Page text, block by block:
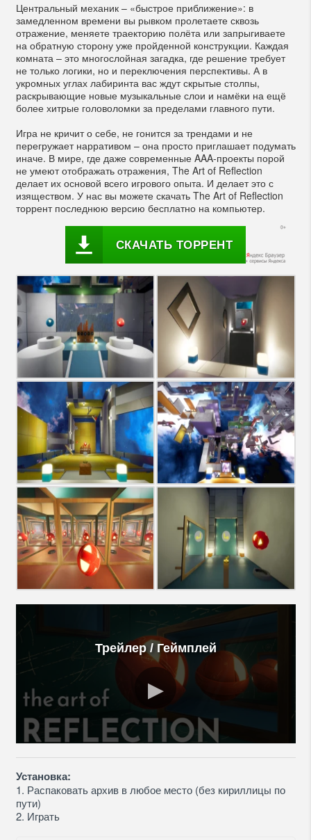
Центральный механик – «быстрое приближение»: в
замедленном времени вы рывком пролетаете сквозь
отражение, меняете траекторию полёта или запрыгиваете
на обратную сторону уже пройденной конструкции. Каждая
комната – это многослойная загадка, где решение требует
не только логики, но и переключения перспективы. А в
укромных углах лабиринта вас ждут скрытые столпы,
раскрывающие новые музыкальные слои и намёки на ещё
более хитрые головоломки за пределами главного пути.
Игра не кричит о себе, не гонится за трендами и не
перегружает нарративом – она просто приглашает подумать
иначе. В мире, где даже современные AAA-проекты порой
не умеют отображать отражения, The Art of Reflection
делает их основой всего игрового опыта. И делает это с
изяществом. У нас вы можете скачать The Art of Reflection
торрент последнюю версию бесплатно на компьютер.
СКАЧАТЬ ТОРРЕНТ
Трейлер / Геймплей
Установка:
1. Распаковать архив в любое место (без кириллицы по
пути)
2. Играть